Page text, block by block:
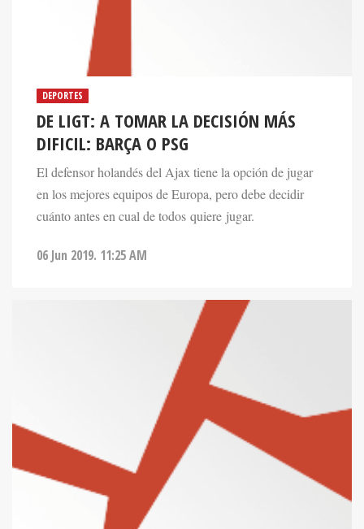
DEPORTES
DE LIGT: A TOMAR LA DECISIÓN MÁS
DIFICIL: BARÇA O PSG
El defensor holandés del Ajax tiene la opción de jugar
en los mejores equipos de Europa, pero debe decidir
cuánto antes en cual de todos quiere jugar.
06 Jun 2019. 11:25 AM